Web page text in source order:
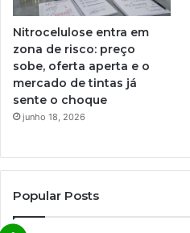
Nitrocelulose entra em
zona de risco: preço
sobe, oferta aperta e o
mercado de tintas já
sente o choque
junho 18, 2026
Popular Posts